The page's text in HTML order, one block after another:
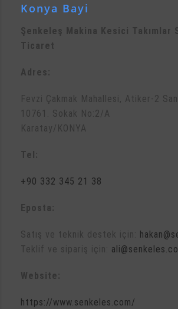
Konya Bayi
Şenkeleş Makina Kesici Takımlar
Ticaret
Adres:
Fevzi Çakmak Mahallesi, Atiker-2
10761. Sokak No:2/A
Karatay/KONYA
Tel:
+90 332 345 21 38
Eposta:
Satış ve teknik destek için:
Teklif ve sipariş için:
Website:
https://www.senkeles.com/